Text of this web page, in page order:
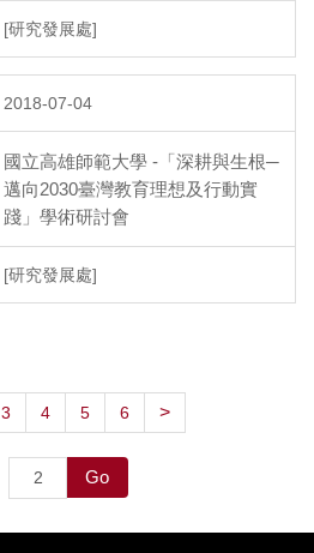
[研究發展處]
2018-07-04
國立高雄師範大學 -「深耕與生根─
邁向2030臺灣教育理想及行動實
踐」學術研討會
[研究發展處]
3 4 5 6 >
Go